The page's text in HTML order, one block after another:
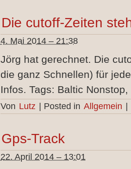
Die cutoff-Zeiten
4. Mai 2014 – 21:38
Jörg hat gerechnet. Die
die ganz Schnellen) für
Infos. Tags: Baltic
Von Lutz Posted in Allgemein
Gps-Track
22. April 2014 – 13:01